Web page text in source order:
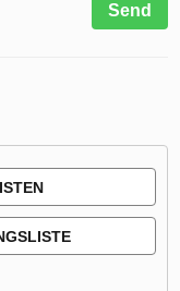
Send